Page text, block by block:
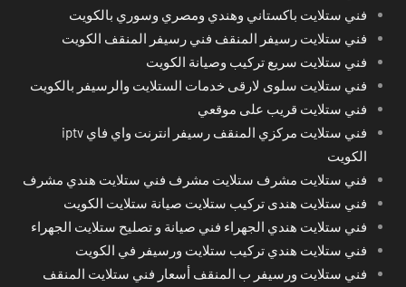
فني ستلايت باكستاني وهندي ومصري وسوري بالكويت
فني ستلايت رسيفر المنقف فني رسيفر المنقف الكويت
فني ستلايت سريع تركيب وصيانة الكويت
فني ستلايت سلوى لارقى خدمات الستلايت والرسيفر بالكويت
فني ستلايت قريب على موقعي
فني ستلايت مركزي المنقف رسيفر انترنت واي فاي iptv
الكويت
فني ستلايت مشرف ستلايت مشرف فني ستلايت هندي مشرف
فني ستلايت هندى تركيب ستلايت صيانة ستلايت الكويت
فني ستلايت هندي الجهراء فني صيانة و تصليح ستلايت الجهراء
فني ستلايت هندي تركيب ستلايت ورسيفر في الكويت
فني ستلايت ورسيفر ب المنقف أسعار فني ستلايت المنقف